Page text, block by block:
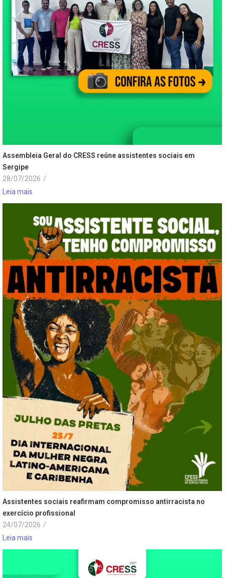
Assembleia Geral do CRESS reúne assistentes sociais em
Sergipe
28/07/2026 /
Leia mais
Assistentes sociais reafirmam compromisso antirracista no
exercício profissional
24/07/2026 /
Leia mais